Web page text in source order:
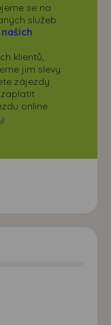
se na
služeb.
klientů,
jim slevy
zájezdy
online